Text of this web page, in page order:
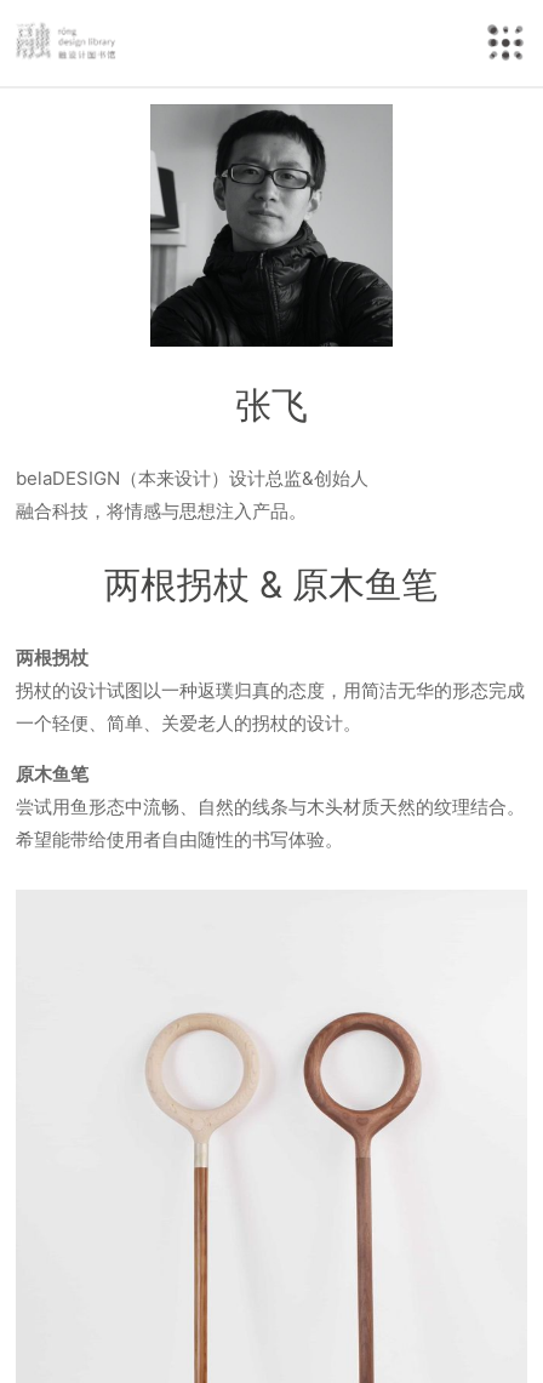
张飞
belaDESIGN（本来设计）设计总监&创始人
融合科技，将情感与思想注入产品。
两根拐杖 & 原木鱼笔
两根拐杖
拐杖的设计试图以一种返璞归真的态度，用简洁无华的形态完成
一个轻便、简单、关爱老人的拐杖的设计。
原木鱼笔
尝试用鱼形态中流畅、自然的线条与木头材质天然的纹理结合。
希望能带给使用者自由随性的书写体验。